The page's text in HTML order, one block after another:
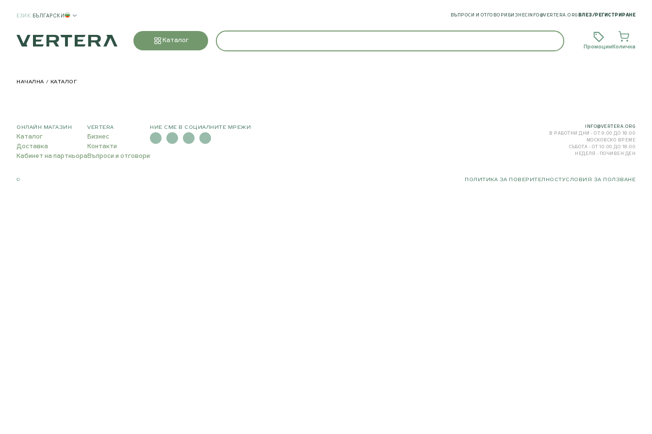
ЕЗИК: БЪЛГАРСКИ ВЪПРОСИ И ОТГОВОРИ БИЗНЕС INFO@VERTERA.ORG ВЛЕЗ/ РЕГИСТРИРАНЕ
Каталог
Промоции Количка
НАЧАЛНА КАТАЛОГ
ОНЛАЙН МАГАЗИН
Каталог
Доставка
Кабинет на партньора
VERTERA
Бизнес
Контакти
Въпроси и отговори
НИЕ СМЕ В СОЦИАЛНИТЕ МРЕЖИ
INFO@VERTERA.ORG
В РАБОТНИ ДНИ - ОТ 9:00 ДО 18:00
МОСКОВСКО ВРЕМЕ
СЪБОТА - ОТ 10:00 ДО 18:00
НЕДЕЛЯ - ПОЧИВЕН ДЕН
© ПОЛИТИКА ЗА ПОВЕРИТЕЛНОСТ УСЛОВИЯ ЗА ПОЛЗВАНЕ